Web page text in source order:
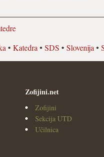
• Katedra • SDS • Slovenija •
Zofijini.net
Zofijini
Sekcija UTD
Učilnica